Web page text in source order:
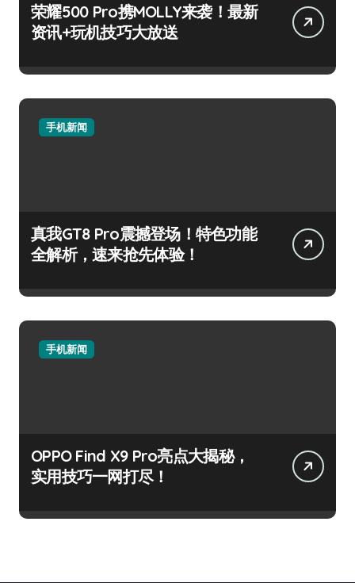
荣耀500 Pro携MOLLY来袭！最新
资讯+玩机技巧大放送
手机新闻
真我GT8 Pro震撼登场！特色功能
全解析，速来抢先体验！
手机新闻
OPPO Find X9 Pro亮点大揭秘，
实用技巧一网打尽！